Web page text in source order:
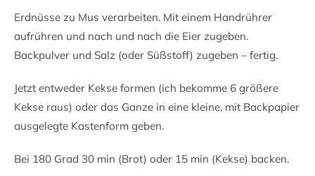
Erdnüsse zu Mus verarbeiten. Mit einem Handrührer
aufrühren und nach und nach die Eier zugeben.
Backpulver und Salz (oder Süßstoff) zugeben – fertig.
Jetzt entweder Kekse formen (ich bekomme 6 größere
Kekse raus) oder das Ganze in eine kleine, mit Backpapier
ausgelegte Kastenform geben.
Bei 180 Grad 30 min (Brot) oder 15 min (Kekse) backen.